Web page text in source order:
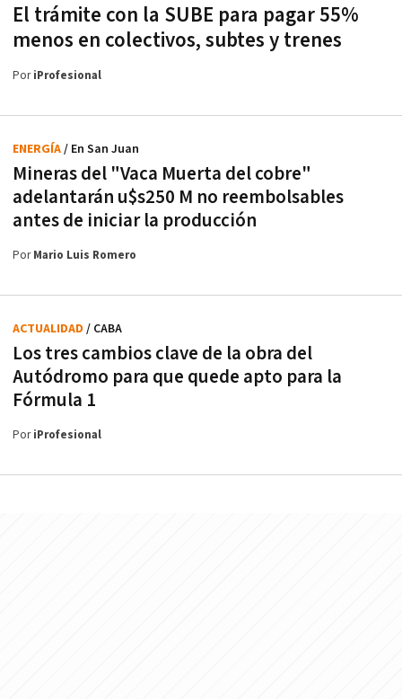
El trámite con la SUBE para pagar 55%
menos en colectivos, subtes y trenes
PoriProfesional
Mineras del "Vaca Muerta del cobre"
adelantarán u$s250 M no reembolsables
antes de iniciar la producción
ENERGÍA/ En San Juan
PorMario Luis Romero
Los tres cambios clave de la obra del
Autódromo para que quede apto para la
Fórmula 1
ACTUALIDAD / CABA
PoriProfesional